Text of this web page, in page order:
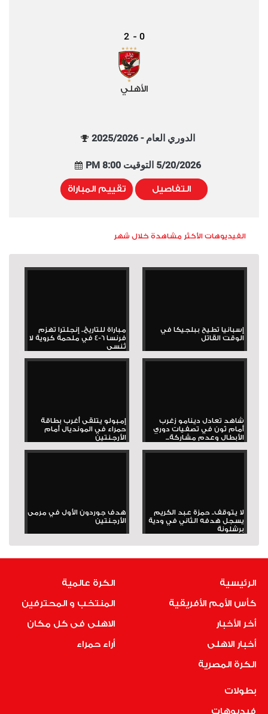
0
-
2
الأهلي
الدوري العام - 2025/2026
5/20/2026 التوقيت 8:00 PM
التفاصيل تقييم المباراة
الفيديوهات الأكثر مشاهدة خلال شهر
إسبانيا تطيح ببلجيكا في
الوقت القاتل
مباراة للتاريخ.. إنجلترا تهزم
فرنسا 6-4 في ملحمة كروية لا
تُنسى
شاهد تعادل دينامو زغرب
أمام ثون في تصفيات دوري
الأبطال وعدم مشاركة...
إمبولو يتلقى أغرب بطاقة
حمراء في المونديال أمام
الأرجنتين
لا يتوقف.. حمزة عبد الكريم
يسجل هدفه الثاني في ودية
برشلونة
هدف جوردون الأول في مرمى
الأرجنتين
الرئيسية
كأس الأمم الأفريقية
أخر الأخبار
أخبار الاهلى
الكرة المصرية
الكرة عالمية
المنتخب و المحترفين
الاهلى فى كل مكان
أراء حمراء
بطولات
فيديوهات